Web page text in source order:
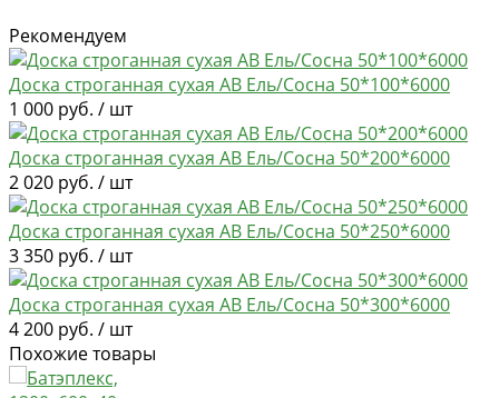
Рекомендуем
Доска строганная сухая АВ Ель/Сосна 50*100*6000
1 000 руб. / шт
Доска строганная сухая АВ Ель/Сосна 50*200*6000
2 020 руб. / шт
Доска строганная сухая АВ Ель/Сосна 50*250*6000
3 350 руб. / шт
Доска строганная сухая АВ Ель/Сосна 50*300*6000
4 200 руб. / шт
Похожие товары